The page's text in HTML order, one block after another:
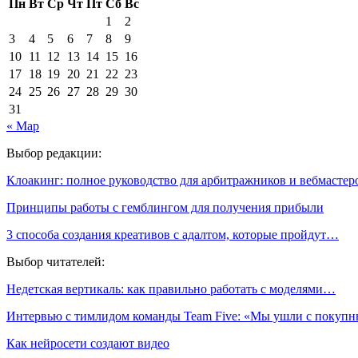
Пн Вт Ср Чт Пт Сб Вс
1
2
3
4 5 6 7 8
9
10 11 12 13 14 15 16
17 18 19 20 21 22 23
24 25 26 27 28 29 30
31
« Мар
Выбор редакции:
Клоакинг: полное руководство для арбитражников и
Принципы работы с гемблингом для получения прибыли
3 способа создания креативов с адалтом, которые пройдут…
Выбор читателей:
Недетская вертикаль: как правильно работать с моделями…
Интервью с тимлидом команды Team Five: «Мы ушли с
Как нейросети создают видео